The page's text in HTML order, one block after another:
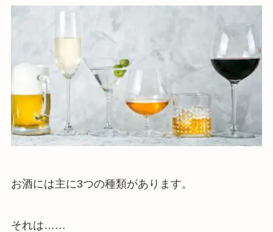
お酒には主に3つの種類があります。
それは……